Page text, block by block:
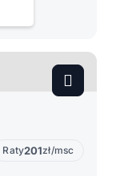
Raty201zł/msc